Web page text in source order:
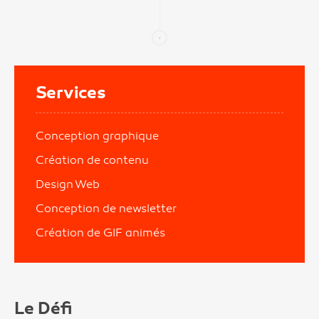
Services
Conception graphique
Création de contenu
Design Web
Conception de newsletter
Création de GIF animés
Le Défi